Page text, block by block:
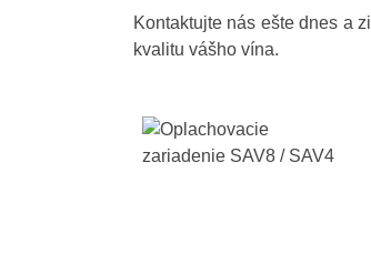
Kontaktujte nás ešte dnes a
kvalitu vášho vína.